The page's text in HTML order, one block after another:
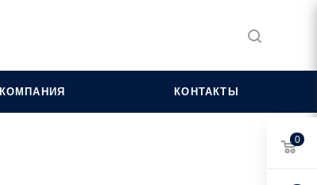
КОМПАНИЯ КОНТАКТЫ
0